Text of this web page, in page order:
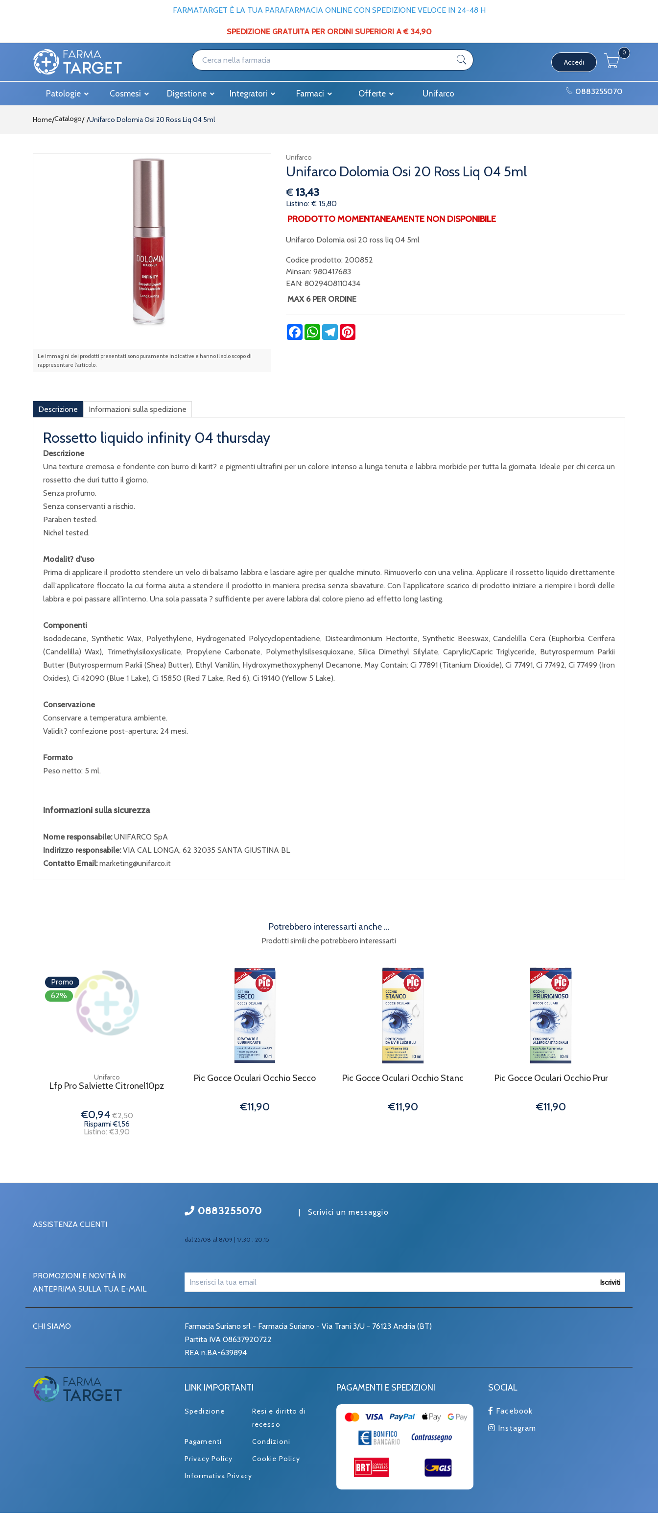
FARMATARGET È LA TUA PARAFARMACIA ONLINE CON SPEDIZIONE VELOCE IN 24-48 H
SPEDIZIONE GRATUITA PER ORDINI SUPERIORI A € 34,90
Accedi
0
Patologie Cosmesi Digestione Integratori Farmaci Offerte Unifarco 0883255070
Home Catalogo/ Unifarco Dolomia Osi 20 Ross Liq 04 5ml
Le immagini dei prodotti presentati sono puramente indicative e hanno il solo scopo di
rappresentare l'articolo.
Unifarco
Unifarco Dolomia Osi 20 Ross Liq 04 5ml
€ 13,43
Listino: € 15,80
PRODOTTO MOMENTANEAMENTE NON DISPONIBILE
Unifarco Dolomia osi 20 ross liq 04 5ml
Codice prodotto: 200852
Minsan: 980417683
EAN: 8029408110434
MAX 6 PER ORDINE
FacebookWhatsApp
TelegramPinterest
Descrizione Informazioni sulla spedizione
Rossetto liquido infinity 04 thursday
Descrizione
Una texture cremosa e fondente con burro di karit? e pigmenti ultrafini per un colore intenso a lunga tenuta e labbra morbide per tutta la giornata. Ideale per chi cerca un
rossetto che duri tutto il giorno.
Senza profumo.
Senza conservanti a rischio.
Paraben tested.
Nichel tested.
Modalit? d'uso
Prima di applicare il prodotto stendere un velo di balsamo labbra e lasciare agire per qualche minuto. Rimuoverlo con una velina. Applicare il rossetto liquido direttamente
dall'applicatore floccato la cui forma aiuta a stendere il prodotto in maniera precisa senza sbavature. Con l'applicatore scarico di prodotto iniziare a riempire i bordi delle
labbra e poi passare all'interno. Una sola passata ? sufficiente per avere labbra dal colore pieno ad effetto long lasting.
Componenti
Isododecane, Synthetic Wax, Polyethylene, Hydrogenated Polycyclopentadiene, Disteardimonium Hectorite, Synthetic Beeswax, Candelilla Cera (Euphorbia Cerifera
(Candelilla) Wax), Trimethylsiloxysilicate, Propylene Carbonate, Polymethylsilsesquioxane, Silica Dimethyl Silylate, Caprylic/Capric Triglyceride, Butyrospermum Parkii
Butter (Butyrospermum Parkii (Shea) Butter), Ethyl Vanillin, Hydroxymethoxyphenyl Decanone. May Contain: Ci 77891 (Titanium Dioxide), Ci 77491, Ci 77492, Ci 77499 (Iron
Oxides), Ci 42090 (Blue 1 Lake), Ci 15850 (Red 7 Lake, Red 6), Ci 19140 (Yellow 5 Lake).
Conservazione
Conservare a temperatura ambiente.
Validit? confezione post-apertura: 24 mesi.
Formato
Peso netto: 5 ml.
Informazioni sulla sicurezza
Nome responsabile:UNIFARCO SpA
Indirizzo responsabile:VIA CAL LONGA, 62 32035 SANTA GIUSTINA BL
Contatto Email:marketing@unifarco.it
Potrebbero interessarti anche ...
Prodotti simili che potrebbero interessarti
Promo
62%
Unifarco
Lfp Pro Salviette Citronel10pz
€0,94 €2,50
Risparmi €1,56
Listino: €3,90
Pic Gocce Oculari Occhio Secco
€11,90
Pic Gocce Oculari Occhio Stanc
€11,90
Pic Gocce Oculari Occhio Prur
€11,90
ASSISTENZA CLIENTI
0883255070
dal 25/08 al 8/09 | 17.30 : 20.15
| Scrivici un messaggio
PROMOZIONI E NOVITÀ IN
ANTEPRIMA SULLA TUA E-MAIL
Iscriviti
CHI SIAMO
Farmacia Suriano srl - Farmacia Suriano - Via Trani 3/U - 76123 Andria (BT)
Partita IVA 08637920722
REA n.BA-639894
LINK IMPORTANTI
Spedizione
Resi e diritto di
recesso
Pagamenti
Condizioni
Privacy Policy
Cookie Policy
Informativa Privacy
PAGAMENTI E SPEDIZIONI SOCIAL
Facebook
Instagram